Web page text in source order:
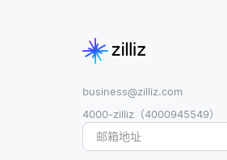
business@zilliz.com
4000-zilliz（4000945549）